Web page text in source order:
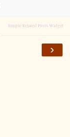
Simple Related Posts Widget
›